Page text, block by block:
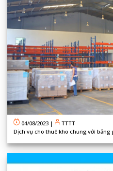
04/08/2023 |
TTTT
Dịch vụ cho thuê kho chung với bảng